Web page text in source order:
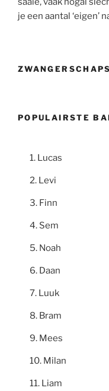
je een aantal ‘eigen’
POPULAIRSTE
Lucas
Levi
Finn
Sem
Noah
Daan
Luuk
Bram
Mees
Milan
Liam